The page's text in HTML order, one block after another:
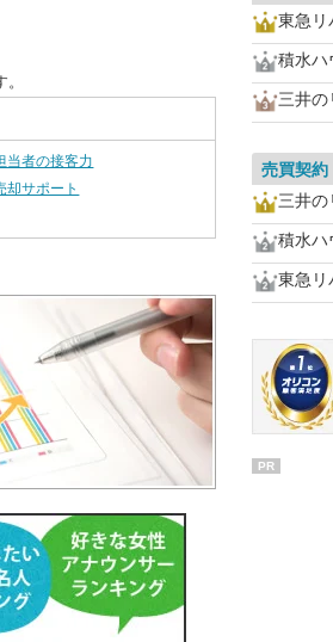
当者の接客力
却サポート
東急リ
積水ハ
三井の
売買契約
三井の
積水ハ
東急リ
PR